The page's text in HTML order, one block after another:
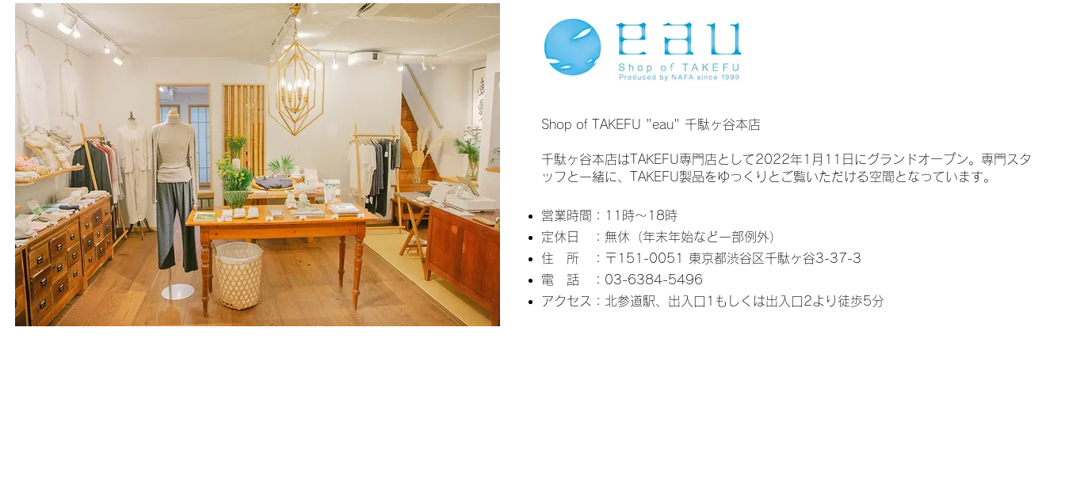
Shop of TAKEFU "eau" 千駄ヶ谷本店
千駄ヶ谷本店はTAKEFU専門店として2022年1月11日にグランドオープン。専門スタ
ッフと一緒に、TAKEFU製品をゆっくりとご覧いただける空間となっています。
営業時間：11時～18時
定休日 ：​​無休（年末年始など一部例外）​
住 所 ：〒151-0051 東京都渋谷区千駄ヶ谷3-37-3
電 話 ：03-6384-5496
アクセス：北参道駅、出入口1もしくは出入口2より徒歩5分